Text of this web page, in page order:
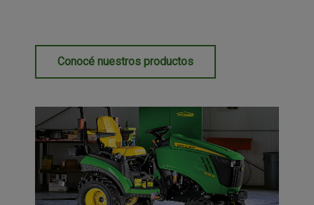
Conocé nuestros productos